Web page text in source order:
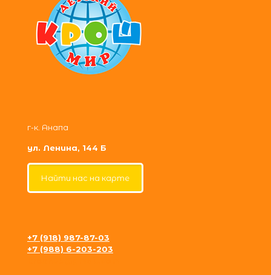
г-к. Анапа
ул. Ленина, 144 Б
Найти нас на карте
+7 (918) 987-87-03
+7 (988) 6-203-203